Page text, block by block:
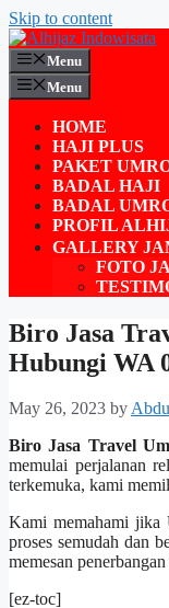
Skip to content
Menu
Menu
HOME
HAJI PLUS
PAKET
BADAL HAJI
BADAL
PROFIL
GALLERY
FOTO
Biro Jasa
Hubungi WA
May 26, 2023 by
Biro Jasa Travel
memulai perjalanan
terkemuka, kami
Kami memahami jika
proses semudah dan
memesan
[ez-toc]